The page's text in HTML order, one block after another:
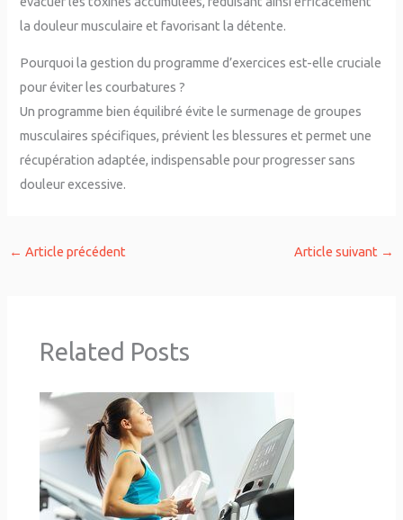
la douleur musculaire et favorisant la détente.
Pourquoi la gestion du programme d’exercices est-elle cruciale
pour éviter les courbatures ?
Un programme bien équilibré évite le surmenage de groupes
musculaires spécifiques, prévient les blessures et permet une
récupération adaptée, indispensable pour progresser sans
douleur excessive.
← Article précédent Article suivant →
Related Posts